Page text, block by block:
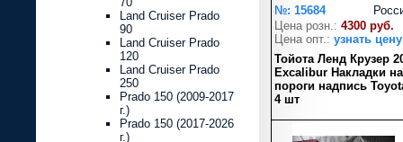
№: 15684
Цена розн.: 4300 руб.
Цена опт.: узнать цену
Тойота Ленд Крузер
Excalibur Накладки на
пороги надпись
4 шт
Land Cruiser Prado
90
Land Cruiser Prado
120
Land Cruiser Prado
250
Prado 150 (2009-2017
г.)
Prado 150 (2017-2026
г.)